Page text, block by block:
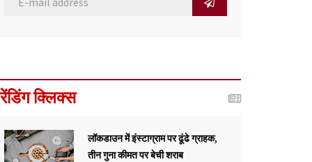
क्लिक्स
लॉकडाउन में इंस्टाग्राम पर ढूंढे ग्राहक,
तीन गुना कीमत पर बेची शराब